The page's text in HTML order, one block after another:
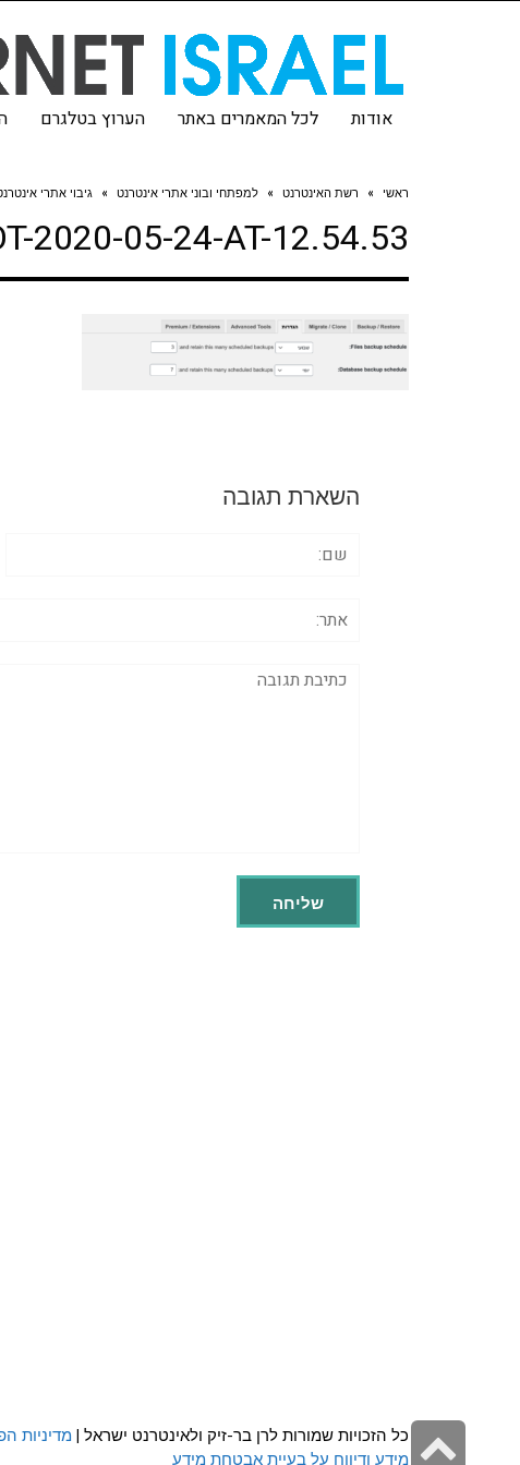
אודות לכל המאמרים באתר הערוץ בטלגרם
ראשי » רשת האינטרנט » למפתחי ובוני אתרי אינטרנט » גיבוי אתרי
2020-05-24-AT-12.54.53
השארת תגובה
תגובה
כל הזכויות שמורות לרן בר-זיק ולאינטרנט ישראל | מדיניות
מידע ודיווח על בעיית אבטחת מידע
גלילה